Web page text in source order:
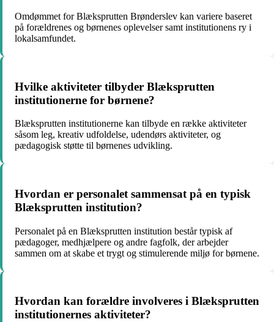
Omdømmet for Blæksprutten Brønderslev kan variere baseret
på forældrenes og børnenes oplevelser samt institutionens ry i
lokalsamfundet.
Hvilke aktiviteter tilbyder Blæksprutten
institutionerne for børnene?
Blæksprutten institutionerne kan tilbyde en række aktiviteter
såsom leg, kreativ udfoldelse, udendørs aktiviteter, og
pædagogisk støtte til børnenes udvikling.
Hvordan er personalet sammensat på en typisk
Blæksprutten institution?
Personalet på en Blæksprutten institution består typisk af
pædagoger, medhjælpere og andre fagfolk, der arbejder
sammen om at skabe et trygt og stimulerende miljø for børnene.
Hvordan kan forældre involveres i Blæksprutten
institutionernes aktiviteter?